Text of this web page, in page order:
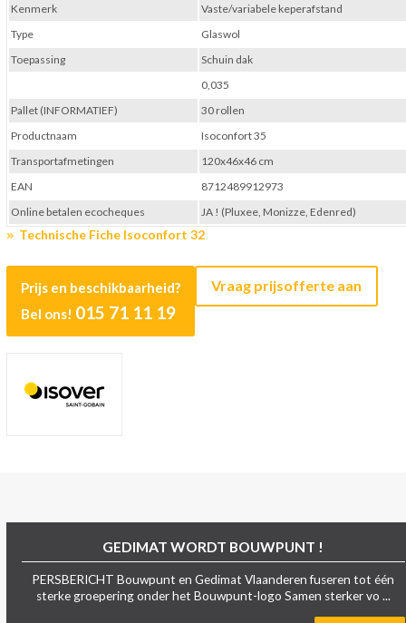
Technische Fiche Isoconfort 32
Prijs en beschikbaarheid?
Bel ons! 015 71 11 19
Vraag prijsofferte aan
Kenmerk
Vaste/variabele keperafstand
Type
Glaswol
Toepassing
Schuin dak
0,035
Pallet (INFORMATIEF)
30 rollen
Productnaam
Isoconfort 35
Transportafmetingen
120x46x46 cm
EAN
8712489912973
Online betalen ecocheques
JA ! (Pluxee, Monizze, Edenred)
GEDIMAT WORDT BOUWPUNT !
PERSBERICHT Bouwpunt en Gedimat Vlaanderen fuseren tot één
sterke groepering onder het Bouwpunt-logo Samen sterker vo ...